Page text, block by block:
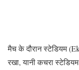
मैच के दौरान स्टेडियम
रखा, यानी कचरा